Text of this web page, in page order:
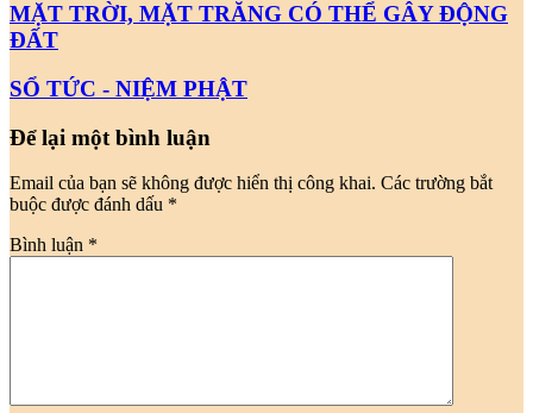
MẶT TRỜI, MẶT TRĂNG CÓ THỂ GÂY ĐỘNG
ĐẤT
SỔ TỨC - NIỆM PHẬT
Để lại một bình luận
Email của bạn sẽ không được hiển thị công khai. Các trường bắt
buộc được đánh dấu *
Bình luận *